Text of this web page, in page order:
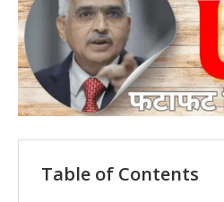
Table of Contents